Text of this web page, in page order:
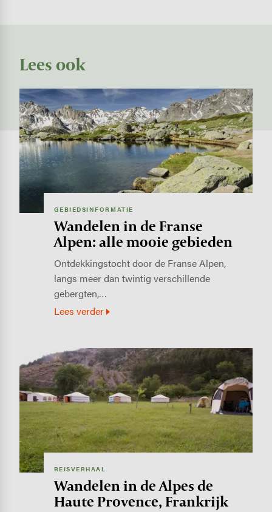
Lees ook
Image
GEBIEDSINFORMATIE
Wandelen in de Franse
Alpen: alle mooie gebieden
Ontdekkingstocht door de Franse Alpen,
langs meer dan twintig verschillende
gebergten,…
Lees verder
Image
REISVERHAAL
Wandelen in de Alpes de
Haute Provence, Frankrijk